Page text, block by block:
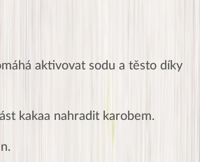
aktivovat sodu a těsto díky
kakaa nahradit karobem.